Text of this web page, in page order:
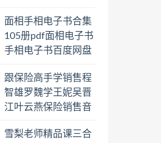
学习
面相手相电子书合集
105册pdf面相电子书
手相电子书百度网盘
跟保险高手学销售程
智雄罗魏学王妮吴晋
江叶云燕保险销售音
盘下载学习
雪梨老师精品课三合